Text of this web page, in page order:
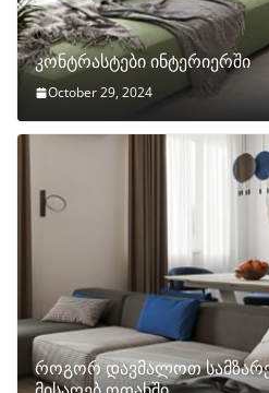
კონტრასტები ინტერიერში
October 29, 2024
როგორ დავმალოთ